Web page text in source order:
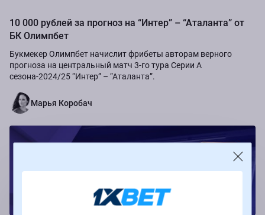
10 000 рублей за прогноз на “Интер” – “Аталанта” от
БК Олимпбет
Букмекер Олимпбет начислит фрибеты авторам верного
прогноза на центральный матч 3-го тура Серии А
сезона-2024/25 “Интер” – “Аталанта”.
Марья Коробач